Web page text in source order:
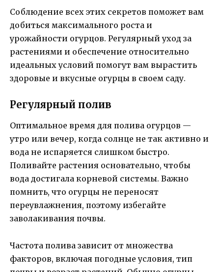
Соблюдение всех этих секретов поможет вам
добиться максимального роста и
урожайности огурцов. Регулярный уход за
растениями и обеспечение относительно
идеальных условий помогут вам вырастить
здоровые и вкусные огурцы в своем саду.
Регулярный полив
Оптимальное время для полива огурцов —
утро или вечер, когда солнце не так активно и
вода не испаряется слишком быстро.
Поливайте растения основательно, чтобы
вода достигала корневой системы. Важно
помнить, что огурцы не переносят
переувлажнения, поэтому избегайте
заволакивания почвы.
Частота полива зависит от множества
факторов, включая погодные условия, тип